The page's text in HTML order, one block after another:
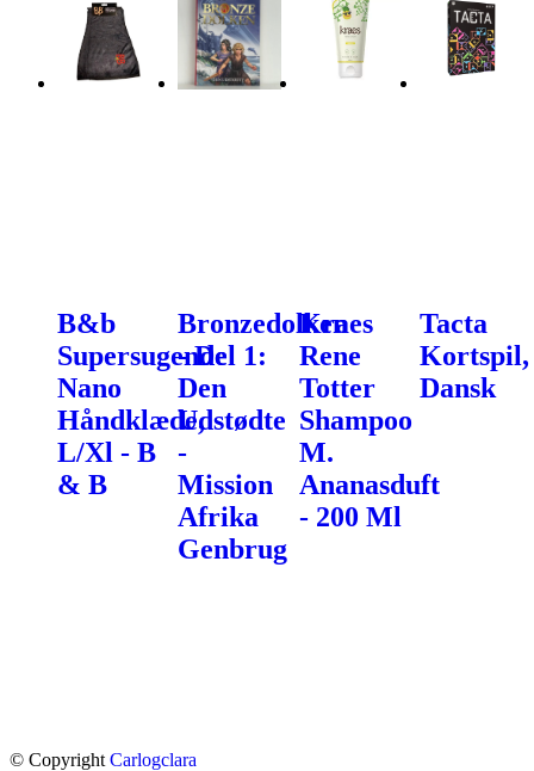
B&b
Supersugende
Nano
Håndklæde,
L/Xl - B
& B
Bronzedolken
- Del 1:
Den
Udstødte
-
Mission
Afrika
Genbrug
Kraes
Rene
Totter
Shampoo
M.
Ananasduft
- 200 Ml
Tacta
Kortspil,
Dansk
© Copyright Carlogclara